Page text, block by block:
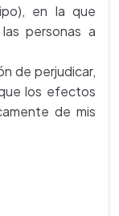
en la que
personas a
de perjudicar,
los efectos
de mis